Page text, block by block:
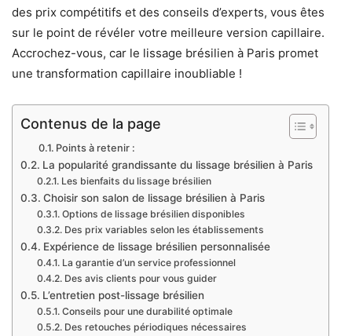
des prix compétitifs et des conseils d’experts, vous êtes
sur le point de révéler votre meilleure version capillaire.
Accrochez-vous, car le lissage brésilien à Paris promet
une transformation capillaire inoubliable !
Contenus de la page
Points à retenir :
La popularité grandissante du lissage brésilien à Paris
Les bienfaits du lissage brésilien
Choisir son salon de lissage brésilien à Paris
Options de lissage brésilien disponibles
Des prix variables selon les établissements
Expérience de lissage brésilien personnalisée
La garantie d’un service professionnel
Des avis clients pour vous guider
L’entretien post-lissage brésilien
Conseils pour une durabilité optimale
Des retouches périodiques nécessaires